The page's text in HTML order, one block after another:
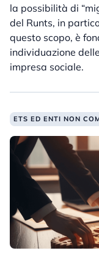
la possibilità di
del Runts, in
questo scopo, è
individuazione
impresa sociale.
ETS ED ENTI NON